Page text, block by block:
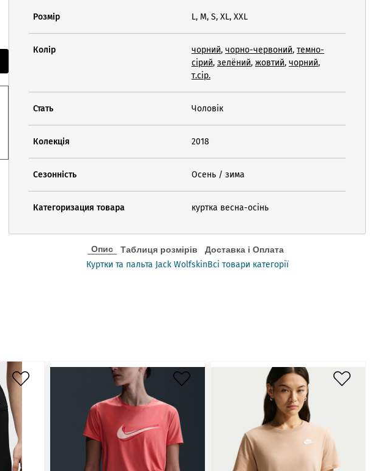
Розмір L, M, S, XL, XXL
Колір чорний, чорно-червоний, темно-
сірий, зелёний, жовтий, чорний,
т.сір.
Стать Чоловік
Колекція 2018
Сезонність Осень / зима
Категоризация товара куртка весна-осінь
Опис Таблиця розмірів Доставка і Оплата
Куртки та пальта Jack WolfskinВсі товари категорії